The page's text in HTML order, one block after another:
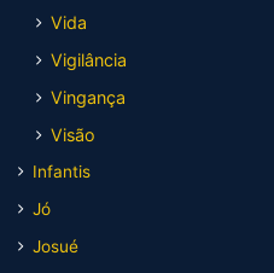
Vida
Vigilância
Vingança
Visão
Infantis
Jó
Josué